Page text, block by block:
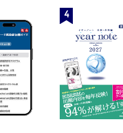
身も在宅療養の意向があるのに，主
は心配と，本人と妻の意向に反した
いる
まう超高齢者に，「自分でできるかも
いる
排泄介助においてプライバシーが守ら
族と思い，自宅退院を選択肢に入れ
院を望むが，介護負担が増える高齢
高齢者の入院を継続できるか悩む
ど，本当にそれでいいの？
対応することが，「意思の
るけれど，本当にそれでいい
4